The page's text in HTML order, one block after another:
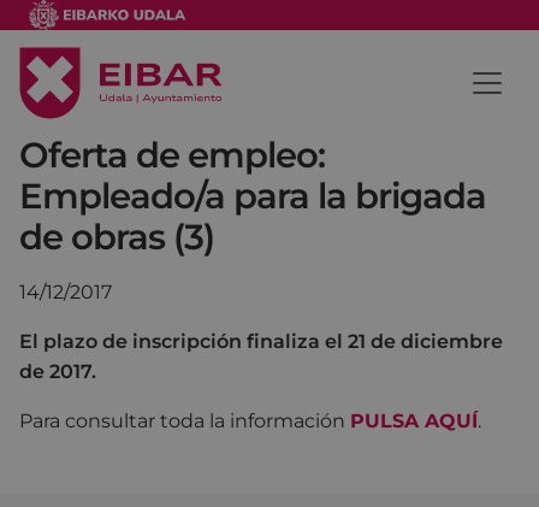
Oferta de empleo:
Empleado/a para la brigada
de obras (3)
14/12/2017
El plazo de inscripción finaliza el 21 de diciembre
de 2017.
Para consultar toda la información PULSA AQUÍ.